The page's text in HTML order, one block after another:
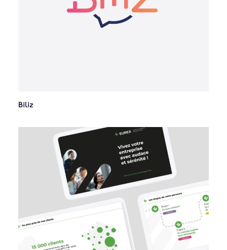
Biliz